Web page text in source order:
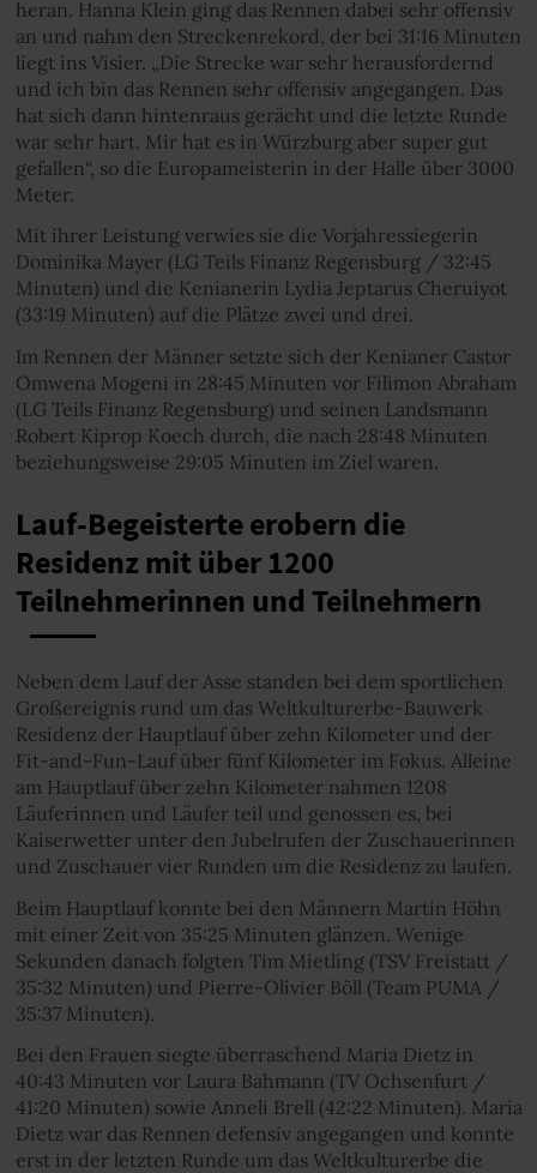
heran. Hanna Klein ging das Rennen dabei sehr offensiv
an und nahm den Streckenrekord, der bei 31:16 Minuten
liegt ins Visier. „Die Strecke war sehr herausfordernd
und ich bin das Rennen sehr offensiv angegangen. Das
hat sich dann hintenraus gerächt und die letzte Runde
war sehr hart. Mir hat es in Würzburg aber super gut
gefallen“, so die Europameisterin in der Halle über 3000
Meter.
Mit ihrer Leistung verwies sie die Vorjahressiegerin
Dominika Mayer (LG Teils Finanz Regensburg / 32:45
Minuten) und die Kenianerin Lydia Jeptarus Cheruiyot
(33:19 Minuten) auf die Plätze zwei und drei.
Im Rennen der Männer setzte sich der Kenianer Castor
Omwena Mogeni in 28:45 Minuten vor Filimon Abraham
(LG Teils Finanz Regensburg) und seinen Landsmann
Robert Kiprop Koech durch, die nach 28:48 Minuten
beziehungsweise 29:05 Minuten im Ziel waren.
Lauf-Begeisterte erobern die
Residenz mit über 1200
Teilnehmerinnen und Teilnehmern
Neben dem Lauf der Asse standen bei dem sportlichen
Großereignis rund um das Weltkulturerbe-Bauwerk
Residenz der Hauptlauf über zehn Kilometer und der
Fit-and-Fun-Lauf über fünf Kilometer im Fokus. Alleine
am Hauptlauf über zehn Kilometer nahmen 1208
Läuferinnen und Läufer teil und genossen es, bei
Kaiserwetter unter den Jubelrufen der Zuschauerinnen
und Zuschauer vier Runden um die Residenz zu laufen.
Beim Hauptlauf konnte bei den Männern Martin Höhn
mit einer Zeit von 35:25 Minuten glänzen. Wenige
Sekunden danach folgten Tim Mietling (TSV Freistatt /
35:32 Minuten) und Pierre-Olivier Böll (Team PUMA /
35:37 Minuten).
Bei den Frauen siegte überraschend Maria Dietz in
40:43 Minuten vor Laura Bahmann (TV Ochsenfurt /
41:20 Minuten) sowie Anneli Brell (42:22 Minuten). Maria
Dietz war das Rennen defensiv angegangen und konnte
erst in der letzten Runde um das Weltkulturerbe die